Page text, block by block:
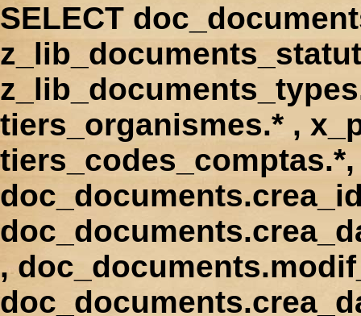
SELECT
tiers_organismes.* ,
,